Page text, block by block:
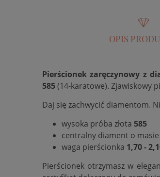
OPIS
Pierścionek zaręczynowy z
585(14-karatowe). Zjawiskowy
Daj się zachwycić diamentom.
wysoka próba złota 585
centralny diament o masie
waga pierścionka 1,70 -
Pierścionek otrzymasz w